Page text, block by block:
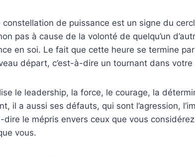
de puissance est un signe du
pas à cause de la volonté de quelqu’un
en soi. Le fait que cette heure se termine
départ, c’est-à-dire un tournant dans votre
le leadership, la force, le courage, la
il a aussi ses défauts, qui sont l’agression,
dire le mépris envers ceux que vous
vous.